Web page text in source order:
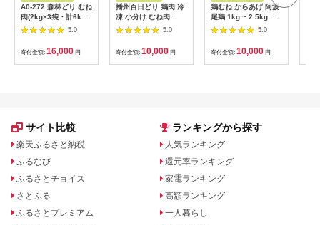
A0-272 森林どり むね
肉(2kg×3袋・計6kg)
【ウェルファムフー
ズ】霧島市 鶏胸肉 鶏
ムネ肉 6kg 鶏むね 国
産 鳥肉 鶏肉 胸肉
5.0
寄付金額: 16,000 円
播州百日どり 鶏肉 冷
凍 小分け むね肉
1.4kg [664]
5.0
寄付金額: 10,000 円
鶏むね からあげ 阿波
尾鶏 1kg ~ 2.5kg 選
べる 内容量 冷凍 唐揚
げ 唐揚 カラアゲ ミン
チ 入り 惣菜 揚げ物
冷凍食品 鶏肉 鶏 鳥
鶏唐揚げ 鶏のから揚
5.0
寄付金額: 10,000 円
サイト比較
楽天ふるさと納税
ふるなび
ふるさとチョイス
さとふる
ふるさとプレミアム
ランキングから探す
人気ランキング
還元率ランキング
家電ランキング
高額ランキング
一人暮らし